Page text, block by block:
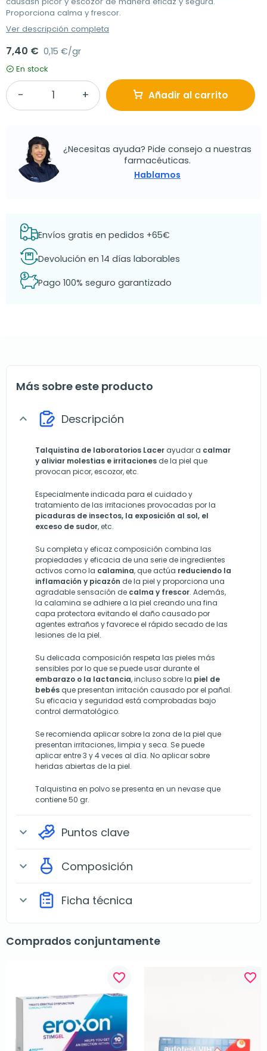
Proporciona calma y frescor.
Ver descripción completa
7,40 € 0,15 €/gr
En stock
Añadir al carrito
¿Necesitas ayuda? Pide consejo a nuestras
farmacéuticas.
Hablamos
Envíos gratis en pedidos +65€
Devolución en 14 días laborables
Pago 100% seguro garantizado
Más sobre este producto
expand_more Descripción
Talquistina de laboratorios Lacer ayudar a calmar
y aliviar molestias e irritaciones de la piel que
provocan picor, escozor, etc.
Especialmente indicada para el cuidado y
tratamiento de las irritaciones provocadas por la
picaduras de insectos, la exposición al sol, el
exceso de sudor, etc.
Su completa y eficaz composición combina las
propiedades y eficacia de una serie de ingredientes
activos como la calamina, que actúa reduciendo la
inflamación y picazón de la piel y proporciona una
agradable sensación de calma y frescor. Además,
la calamina se adhiere a la piel creando una fina
capa protectora evitando el daño causado por
agentes extraños y favorece el rápido secado de las
lesiones de la piel.
Su delicada composición respeta las pieles más
sensibles por lo que se puede usar durante el
embarazo o la lactancia, incluso sobre la piel de
bebés que presentan irritación causado por el pañal.
Su eficacia y seguridad está comprobadas bajo
control dermatológico.
Se recomienda aplicar sobre la zona de la piel que
presentan irritaciones, limpia y seca. Se puede
aplicar entre 3 y 4 veces al día. No aplicar sobre
heridas abiertas de la piel.
Talquistina en polvo se presenta en un nevase que
contiene 50 gr.
expand_more Puntos clave
expand_more Composición
expand_more Ficha técnica
Comprados conjuntamente
favorite_border favorite_border